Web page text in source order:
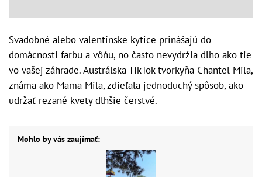
Svadobné alebo valentínske kytice prinášajú do
domácnosti farbu a vôňu, no často nevydržia dlho ako tie
vo vašej záhrade. Austrálska TikTok tvorkyňa Chantel Mila,
známa ako Mama Mila, zdieľala jednoduchý spôsob, ako
udržať rezané kvety dlhšie čerstvé.
Mohlo by vás zaujímať: